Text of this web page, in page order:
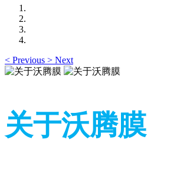
< Previous > Next
关于沃腾膜